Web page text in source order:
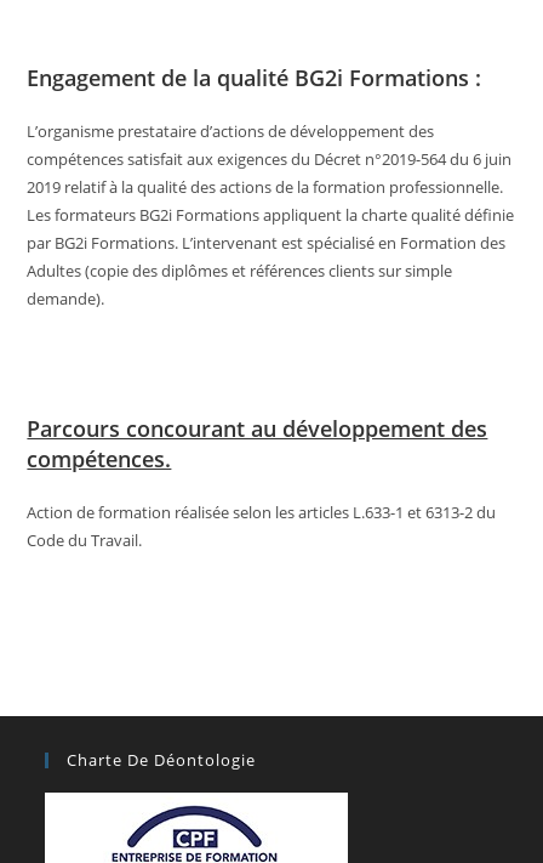
Engagement de la qualité BG2i Formations :
L’organisme prestataire d’actions de développement des
compétences satisfait aux exigences du Décret n°2019-564 du 6 juin
2019 relatif à la qualité des actions de la formation professionnelle.
Les formateurs BG2i Formations appliquent la charte qualité définie
par BG2i Formations. L’intervenant est spécialisé en Formation des
Adultes (copie des diplômes et références clients sur simple
demande).
Parcours concourant au développement des
compétences.
Action de formation réalisée selon les articles L.633-1 et 6313-2 du
Code du Travail.
Charte De Déontologie